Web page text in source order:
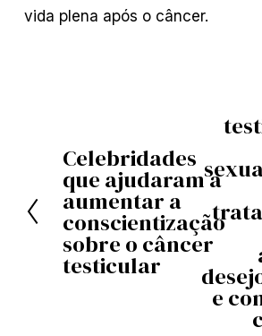
vida plena após o câncer.
A
n
t
e
r
Celebridades
que ajudaram a
aumentar a
conscientização
sobre o câncer
testicular
x
i
m
o
e